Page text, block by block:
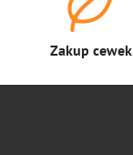
Zakup cewek